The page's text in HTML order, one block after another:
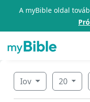
A myBible oldal
Iov 20